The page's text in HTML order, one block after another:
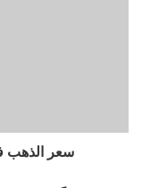
سعر الذهب في